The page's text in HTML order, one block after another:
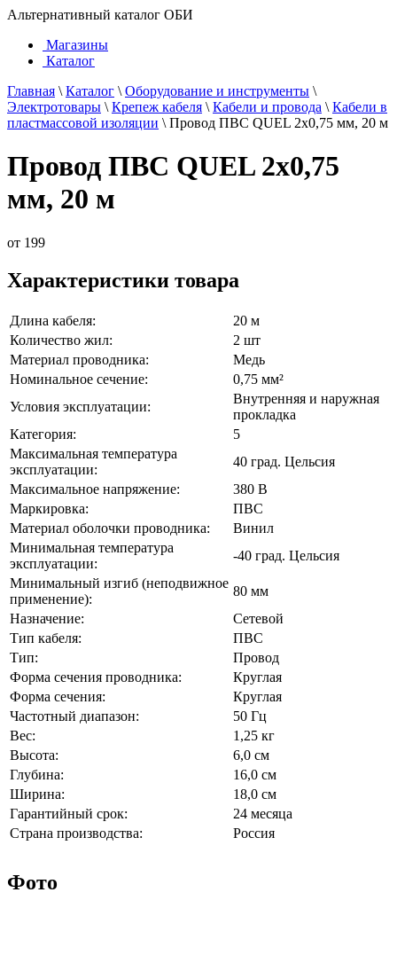
Альтернативный каталог ОБИ
Магазины
Каталог
Главная \ Каталог \ Оборудование и инструменты \
Электротовары \ Крепеж кабеля \ Кабели и провода \ Кабели в
пластмассовой изоляции \ Провод ПВС QUEL 2х0,75 мм, 20 м
Провод ПВС QUEL 2х0,75
мм, 20 м
от 199
Характеристики товара
Длина кабеля:
20 м
Количество жил:
2 шт
Материал проводника:
Медь
Номинальное сечение:
0,75 мм²
Условия эксплуатации:
Внутренняя и наружная
прокладка
Категория:
5
Максимальная температура
эксплуатации:
40 град. Цельсия
Максимальное напряжение:
380 В
Маркировка:
ПВС
Материал оболочки проводника:
Винил
Минимальная температура
эксплуатации:
-40 град. Цельсия
Минимальный изгиб (неподвижное
применение):
80 мм
Назначение:
Сетевой
Тип кабеля:
ПВС
Тип:
Провод
Форма сечения проводника:
Круглая
Форма сечения:
Круглая
Частотный диапазон:
50 Гц
Вес:
1,25 кг
Высота:
6,0 см
Глубина:
16,0 см
Ширина:
18,0 см
Гарантийный срок:
24 месяца
Страна производства:
Россия
Фото